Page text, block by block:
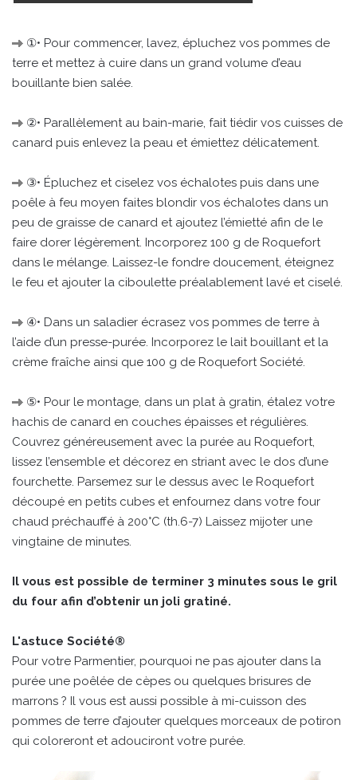
①• Pour commencer, lavez, épluchez vos pommes de
terre et mettez à cuire dans un grand volume d’eau
bouillante bien salée.
②• Parallèlement au bain-marie, fait tiédir vos cuisses de
canard puis enlevez la peau et émiettez délicatement.
③• Épluchez et ciselez vos échalotes puis dans une
poêle à feu moyen faites blondir vos échalotes dans un
peu de graisse de canard et ajoutez l’émietté afin de le
faire dorer légèrement. Incorporez 100 g de Roquefort
dans le mélange. Laissez-le fondre doucement, éteignez
le feu et ajouter la ciboulette préalablement lavé et ciselé.
④• Dans un saladier écrasez vos pommes de terre à
l’aide d’un presse-purée. Incorporez le lait bouillant et la
crème fraîche ainsi que 100 g de Roquefort Société.
⑤• Pour le montage, dans un plat à gratin, étalez votre
hachis de canard en couches épaisses et régulières.
Couvrez généreusement avec la purée au Roquefort,
lissez l’ensemble et décorez en striant avec le dos d’une
fourchette. Parsemez sur le dessus avec le Roquefort
découpé en petits cubes et enfournez dans votre four
chaud préchauffé à 200°C (th.6-7) Laissez mijoter une
vingtaine de minutes.
Il vous est possible de terminer 3 minutes sous le gril
du four afin d’obtenir un joli gratiné.
L'astuce Société®
Pour votre Parmentier, pourquoi ne pas ajouter dans la
purée une poêlée de cèpes ou quelques brisures de
marrons ? Il vous est aussi possible à mi-cuisson des
pommes de terre d’ajouter quelques morceaux de potiron
qui coloreront et adouciront votre purée.